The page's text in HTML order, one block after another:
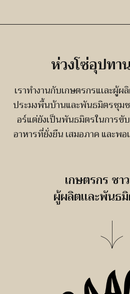
ห่วงโซ่อุปทา
เราทำงานกับเกษตรกรแเละผู้
ประมงพื้นบ้านและพันธมิตรชุม
อร์แต่ยังเป็นพันธมิตรในการขั
อาหารที่ยั่งยืน เสมอภาค และพอ
เกษตรกร ชา
ผู้ผลิตเเละพันธ